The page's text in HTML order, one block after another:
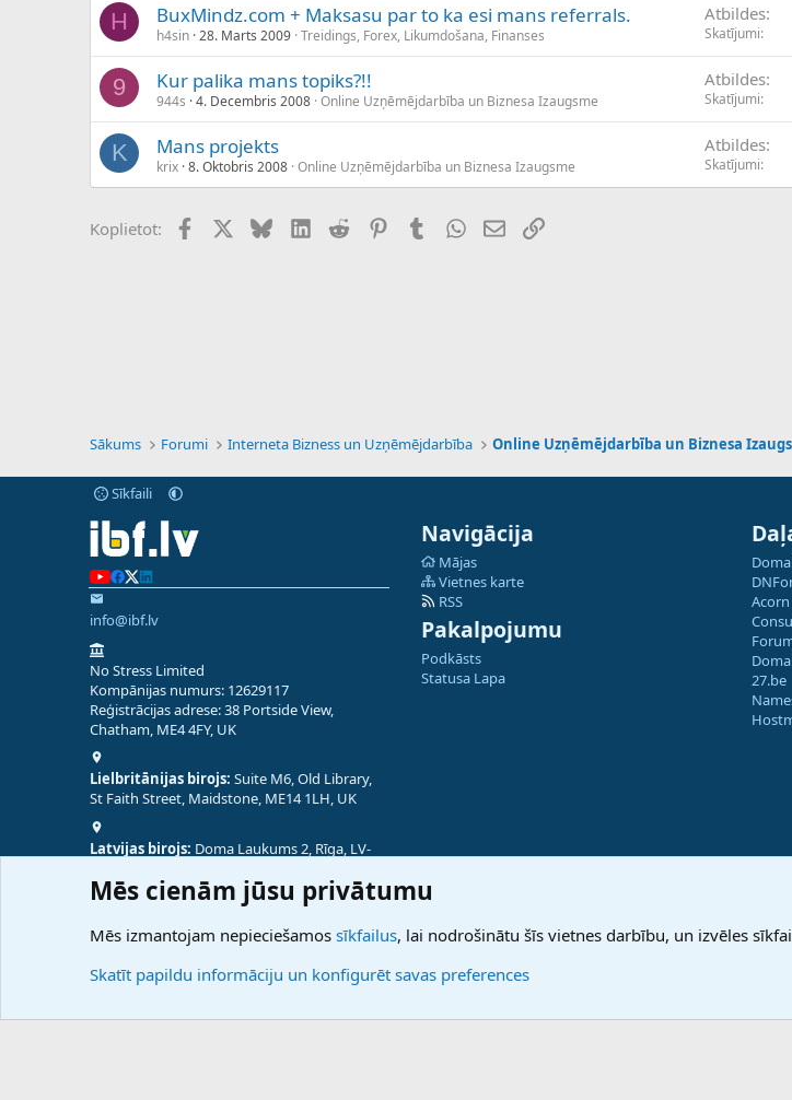
H BuxMindz.com + Maksasu par to ka esi mans referrals.
h4sin 28. Marts 2009 Treidings, Forex, Likumdošana, Finanses
Atbildes
Skatījumi
9 Kur palika mans topiks?!!
944s 4. Decembris 2008 Online Uzņēmējdarbība un Biznesa Izaugsme
Atbildes
Skatījumi
K Mans projekts
krix 8. Oktobris 2008 Online Uzņēmējdarbība un Biznesa Izaugsme
Atbildes
Skatījumi
Koplietot: FacebookX (Twitter)
BlueskyLinkedIn
Reddit PinterestTumblrWhatsApp
E-pastsSaiti
Sākums Forumi Interneta Bizness un Uzņēmējdarbība
Sīkfaili
info@ibf.lv
No Stress Limited
Kompānijas numurs: 12629117
Reģistrācijas adrese: 38 Portside View,
Chatham, ME4 4FY, UK
Lielbritānijas birojs: Suite M6, Old Library,
St Faith Street, Maidstone, ME14 1LH, UK
Latvijas birojs: Doma Laukums 2, Rīga, LV-
Navigācija
Mājas
Vietnes karte
RSS
Pakalpojumu
Podkāsts
Statusa Lapa
27.be
Mēs cienām jūsu privātumu
Mēs izmantojam nepieciešamos sīkfailus, lai nodrošinātu šīs vietnes darbību, un izvēles
Skatīt papildu informāciju un konfigurēt savas preferences